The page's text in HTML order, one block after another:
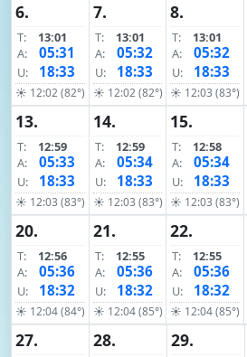
6.
T:
13:01
A:
05:31
U: 18:33
☀ 12:02 (82°)
7.
T:
13:01
A:
05:32
U: 18:33
☀ 12:02 (82°)
8.
T:
13:01
A:
05:32
U: 18:33
☀ 12:03 (83°)
13.
T:
12:59
A:
05:33
U: 18:33
☀ 12:03 (83°)
14.
T:
12:59
A:
05:34
U: 18:33
☀ 12:03 (83°)
15.
T:
12:58
A:
05:34
U: 18:33
☀ 12:03 (83°)
20.
T:
12:56
A:
05:36
U: 18:32
☀ 12:04 (84°)
21.
T:
12:55
A:
05:36
U: 18:32
☀ 12:04 (85°)
22.
T:
12:55
A:
05:36
U: 18:32
☀ 12:04 (85°)
27. 28. 29.